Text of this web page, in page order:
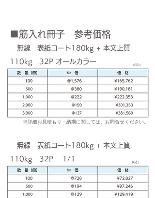
■筋入れ冊子 参考価格
無線 表紙コート180kg + 本文上質
110kg 32P オールカラー
（税込）
※詳細お見積もり・納期に関しては、お問合せください。
無線 表紙コート180kg + 本文上質
110kg 32P 1/1
（税込）